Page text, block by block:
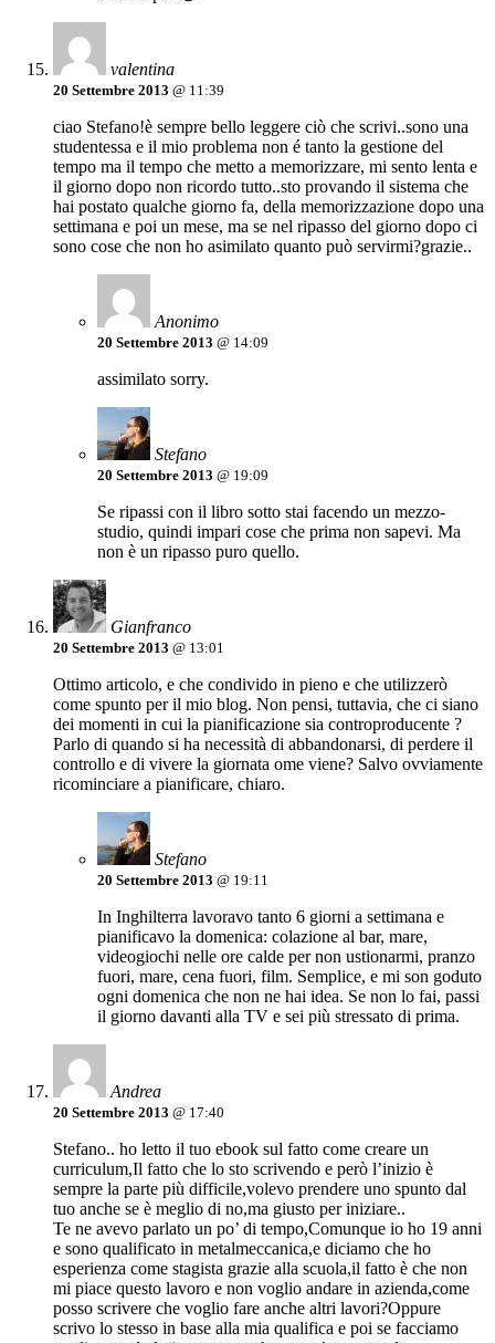
valentina
20 Settembre 2013 @ 11:39
ciao Stefano!è sempre bello leggere ciò che scrivi..sono una
studentessa e il mio problema non é tanto la gestione del
tempo ma il tempo che metto a memorizzare, mi sento lenta e
il giorno dopo non ricordo tutto..sto provando il sistema che
hai postato qualche giorno fa, della memorizzazione dopo una
settimana e poi un mese, ma se nel ripasso del giorno dopo ci
sono cose che non ho asimilato quanto può servirmi?grazie..
Anonimo
20 Settembre 2013 @ 14:09
assimilato sorry.
Stefano
20 Settembre 2013 @ 19:09
Se ripassi con il libro sotto stai facendo un mezzo-
studio, quindi impari cose che prima non sapevi. Ma
non è un ripasso puro quello.
Gianfranco
20 Settembre 2013 @ 13:01
Ottimo articolo, e che condivido in pieno e che utilizzerò
come spunto per il mio blog. Non pensi, tuttavia, che ci siano
dei momenti in cui la pianificazione sia controproducente ?
Parlo di quando si ha necessità di abbandonarsi, di perdere il
controllo e di vivere la giornata ome viene? Salvo ovviamente
ricominciare a pianificare, chiaro.
Stefano
20 Settembre 2013 @ 19:11
In Inghilterra lavoravo tanto 6 giorni a settimana e
pianificavo la domenica: colazione al bar, mare,
videogiochi nelle ore calde per non ustionarmi, pranzo
fuori, mare, cena fuori, film. Semplice, e mi son goduto
ogni domenica che non ne hai idea. Se non lo fai, passi
il giorno davanti alla TV e sei più stressato di prima.
Andrea
20 Settembre 2013 @ 17:40
Stefano.. ho letto il tuo ebook sul fatto come creare un
curriculum,Il fatto che lo sto scrivendo e però l’inizio è
sempre la parte più difficile,volevo prendere uno spunto dal
tuo anche se è meglio di no,ma giusto per iniziare..
Te ne avevo parlato un po’ di tempo,Comunque io ho 19 anni
e sono qualificato in metalmeccanica,e diciamo che ho
esperienza come stagista grazie alla scuola,il fatto è che non
mi piace questo lavoro e non voglio andare in azienda,come
posso scrivere che voglio fare anche altri lavori?Oppure
scrivo lo stesso in base alla mia qualifica e poi se facciamo